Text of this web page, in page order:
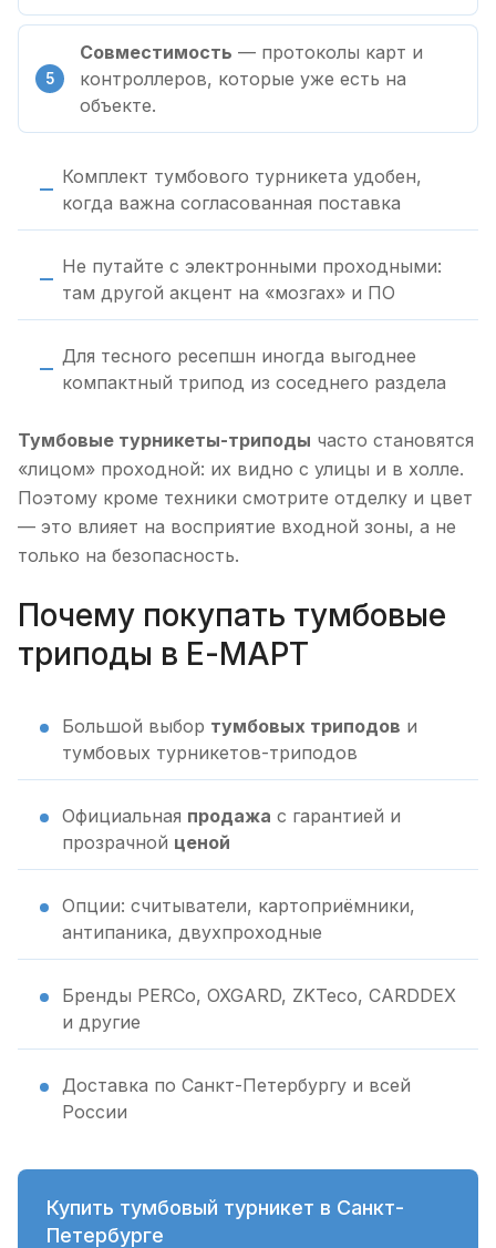
Совместимость — протоколы карт и
контроллеров, которые уже есть на
объекте.
Комплект тумбового турникета удобен,
когда важна согласованная поставка
Не путайте с электронными проходными:
там другой акцент на «мозгах» и ПО
Для тесного ресепшн иногда выгоднее
компактный трипод из соседнего раздела
Тумбовые турникеты-триподы часто становятся
«лицом» проходной: их видно с улицы и в холле.
Поэтому кроме техники смотрите отделку и цвет
— это влияет на восприятие входной зоны, а не
только на безопасность.
Почему покупать тумбовые
триподы в Е-МАРТ
Большой выбор тумбовых триподов и
тумбовых турникетов-триподов
Официальная продажа с гарантией и
прозрачной ценой
Опции: считыватели, картоприёмники,
антипаника, двухпроходные
Бренды PERCo, OXGARD, ZKTeco, CARDDEX
и другие
Доставка по Санкт-Петербургу и всей
России
Купить тумбовый турникет в Санкт-
Петербурге